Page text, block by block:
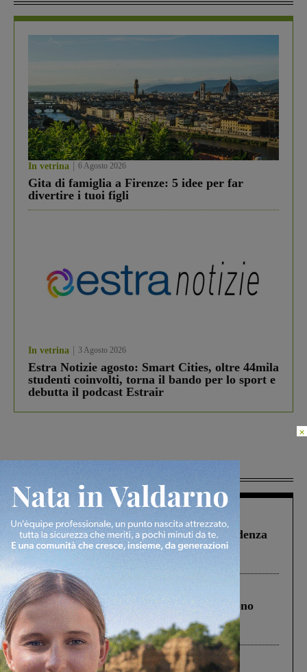
In vetrina 6 Agosto 2026
Gita di famiglia a Firenze: 5 idee per far
divertire i tuoi figli
In vetrina 3 Agosto 2026
Estra Notizie agosto: Smart Cities, oltre 44mila
studenti coinvolti, torna il bando per lo sport e
debutta il podcast Estrair
Figline Incisa Valdarno 1 Agosto 2026
Piscina di Figline finanziata oltre la scadenza
Pnrr, il gruppo di Fratelli d’Italia: “Un
ringraziamento al Governo”
Cronaca 4 Agosto 2026
Un anno fa la strage in A1 in cui morirono
Gianni, Giulia e Franco. Lo schianto, il
processo, lo stop ai sorpassi fra tir....
Cronaca 3 Agosto 2026
×